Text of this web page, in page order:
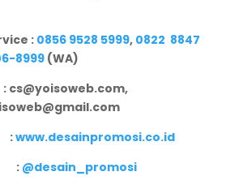
: 0856 9528 5999, 0822 8847
8999(WA)
:www.desainpromosi.co.id
:@desain_promosi